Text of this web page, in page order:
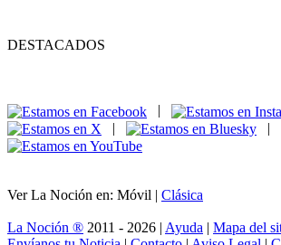
DESTACADOS
|
|
Ver La Noción en: Móvil | Clásica
La Noción ® 2011 - 2026 | Ayuda | Mapa del